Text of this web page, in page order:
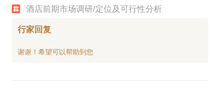
酒店前期市场调研/定位及可行性分析
行家回复